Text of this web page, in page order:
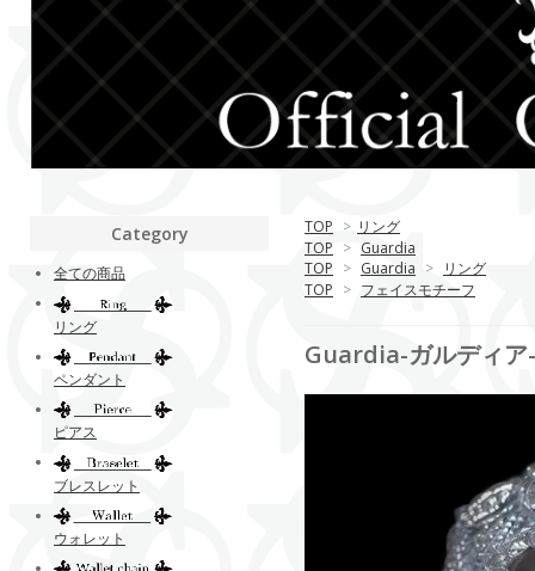
TOP > リング
TOP > Guardia
TOP > Guardia > リング
TOP > フェイスモチーフ
Guardia-ガルディ
Category
全ての商品
リング
ペンダント
ピアス
ブレスレット
ウォレット